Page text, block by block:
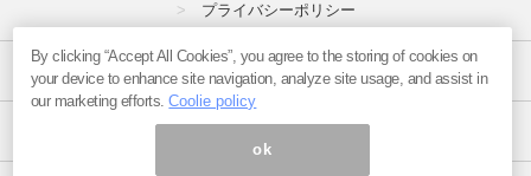
プライバシーポリシー
特定商取引法
By clicking “Accept All Cookies”, you agree to the storing of cookies on
your device to enhance site navigation, analyze site usage, and assist in
our marketing efforts.Coolie policy
ok